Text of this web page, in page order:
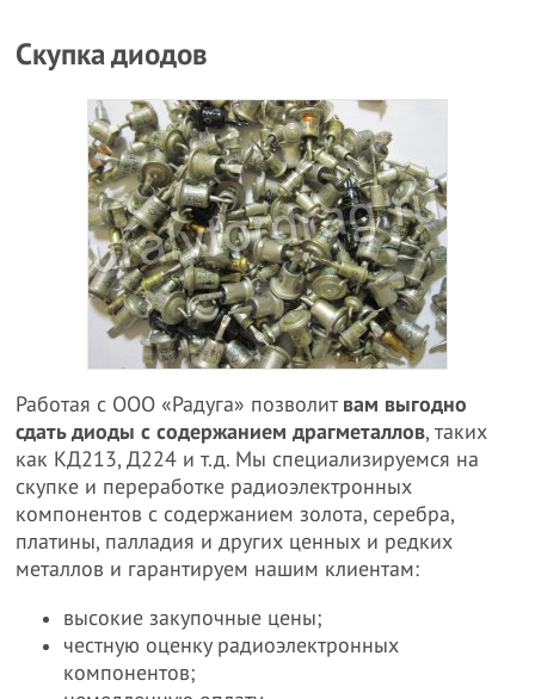
Скупка диодов
Работая с ООО «Радуга» позволит вам выгодно
сдать диоды с содержанием драгметаллов, таких
как КД213, Д224 и т.д. Мы специализируемся на
скупке и переработке радиоэлектронных
компонентов с содержанием золота, серебра,
платины, палладия и других ценных и редких
металлов и гарантируем нашим клиентам:
высокие закупочные цены;
честную оценку радиоэлектронных
компонентов;